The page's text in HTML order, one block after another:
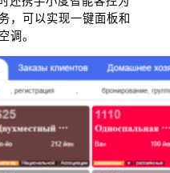
，可以实现一键面板和
调。